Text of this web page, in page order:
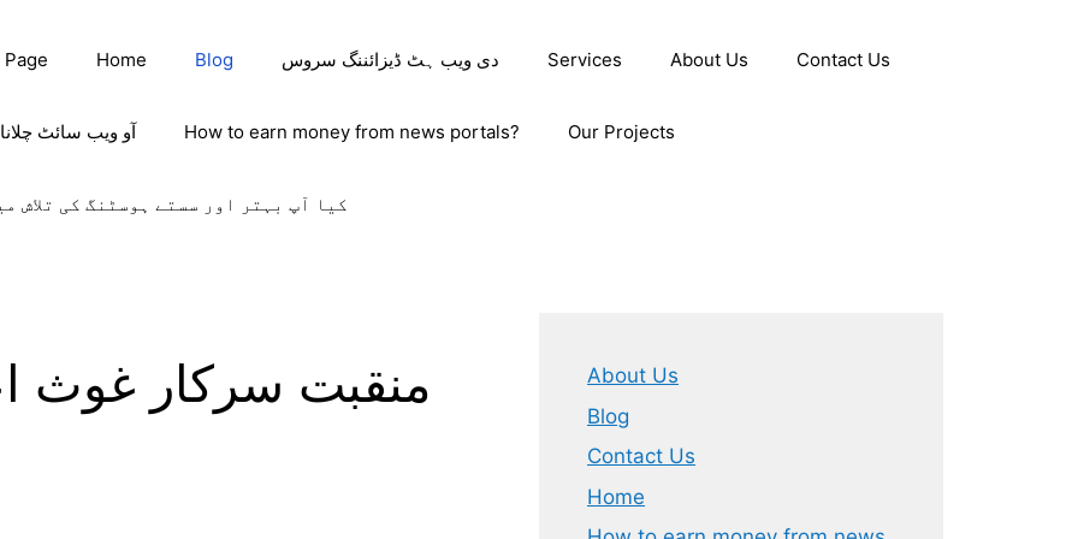
Home Blog دی ویب ہٹ ڈیزائننگ سروس Services About Us Contact Us
آو ویب سائٹ How to earn money from news portals? Our Projects
کیا آپ بہتر اور سستے ہوسٹنگ کی تلاش
منقبت سرکار غوث
About Us
Blog
Contact Us
Home